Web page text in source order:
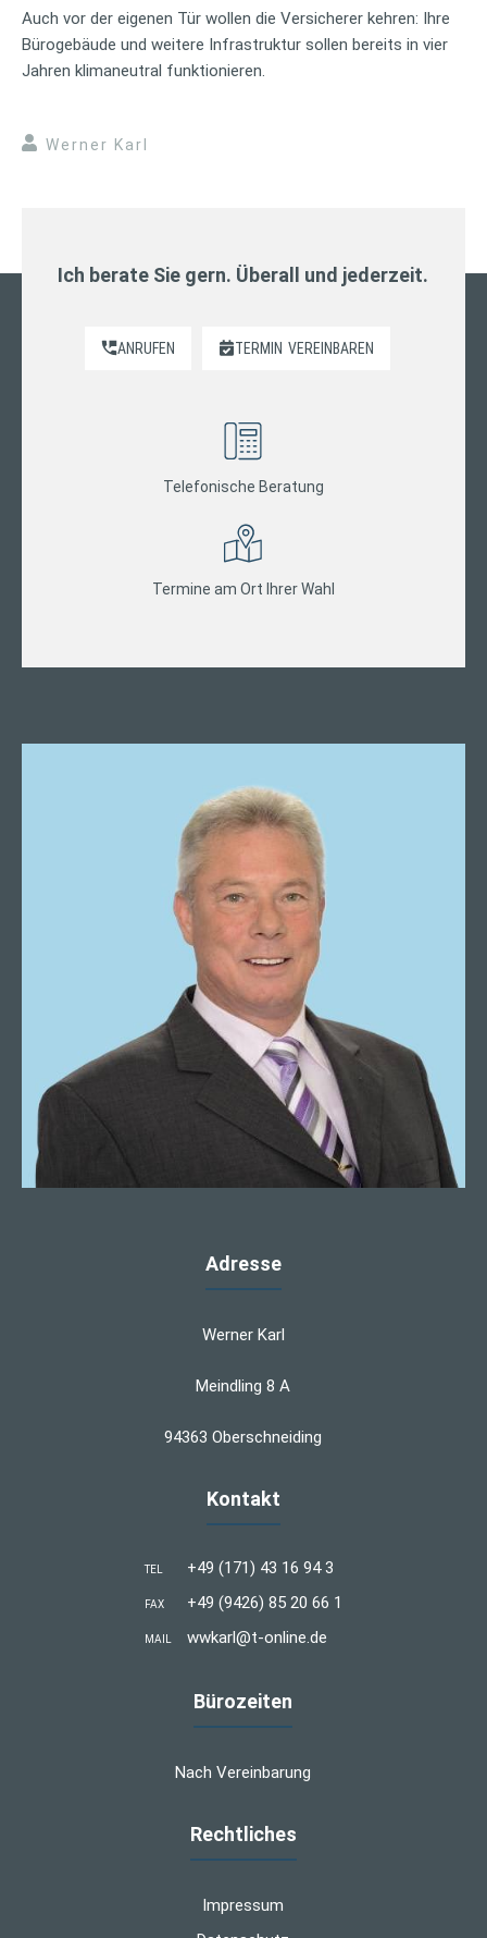
Auch vor der eigenen Tür wollen die Versicherer kehren: Ihre
Bürogebäude und weitere Infrastruktur sollen bereits in vier
Jahren klimaneutral funktionieren.
Werner Karl
Ich berate Sie gern. Überall und jederzeit.
ANRUFEN TERMIN VEREINBAREN
Telefonische Beratung
Termine am Ort Ihrer Wahl
Adresse
Werner Karl
Meindling 8 A
94363 Oberschneiding
Kontakt
TEL +49 (171) 43 16 94 3
FAX +49 (9426) 85 20 66 1
MAIL wwkarl@t-online.de
Bürozeiten
Nach Vereinbarung
Rechtliches
Impressum